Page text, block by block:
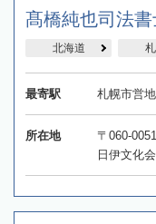
髙橋純也司法
北海道
最寄駅 札幌市営
所在地
〒060-
日伊文化